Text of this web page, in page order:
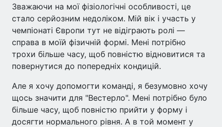
Зважаючи на мої фізіологічні особливості, це
стало серйозним недоліком. Мій вік і участь у
чемпіонаті Європи тут не відіграють ролі —
справа в моїй фізичній формі. Мені потрібно
трохи більше часу, щоб повністю відновитися та
повернутися до попередніх кондицій.
Але я хочу допомогти команді, я безумовно хочу
щось значити для "Вестерло". Мені потрібно було
більше часу, щоб повністю прийти у форму і
досягти нормального рівня. А в той момент у